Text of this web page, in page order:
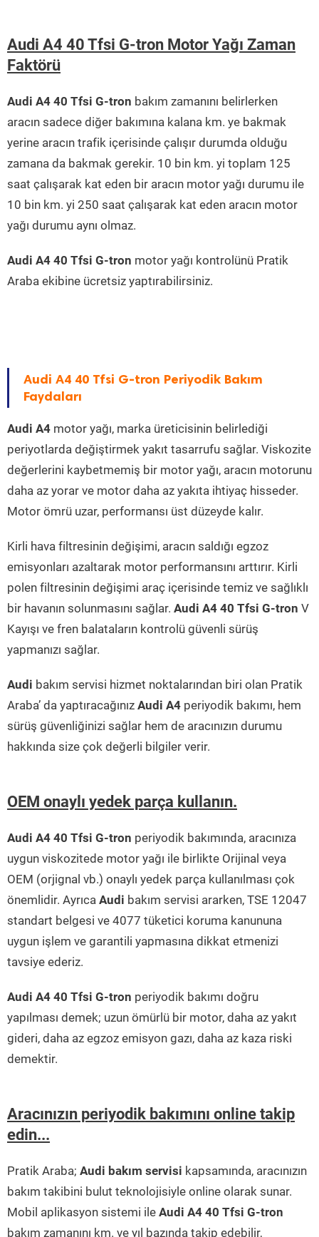
Audi A4 40 Tfsi G-tron Motor Yağı Zaman
Faktörü
Audi A4 40 Tfsi G-tron bakım zamanını belirlerken
aracın sadece diğer bakımına kalana km. ye bakmak
yerine aracın trafik içerisinde çalışır durumda olduğu
zamana da bakmak gerekir. 10 bin km. yi toplam 125
saat çalışarak kat eden bir aracın motor yağı durumu ile
10 bin km. yi 250 saat çalışarak kat eden aracın motor
yağı durumu aynı olmaz.
Audi A4 40 Tfsi G-tron motor yağı kontrolünü Pratik
Araba ekibine ücretsiz yaptırabilirsiniz.
Audi A4 40 Tfsi G-tron Periyodik Bakım
Faydaları
Audi A4 motor yağı, marka üreticisinin belirlediği
periyotlarda değiştirmek yakıt tasarrufu sağlar. Viskozite
değerlerini kaybetmemiş bir motor yağı, aracın motorunu
daha az yorar ve motor daha az yakıta ihtiyaç hisseder.
Motor ömrü uzar, performansı üst düzeyde kalır.
Kirli hava filtresinin değişimi, aracın saldığı egzoz
emisyonları azaltarak motor performansını arttırır. Kirli
polen filtresinin değişimi araç içerisinde temiz ve sağlıklı
bir havanın solunmasını sağlar. Audi A4 40 Tfsi G-tron V
Kayışı ve fren balataların kontrolü güvenli sürüş
yapmanızı sağlar.
Audi bakım servisi hizmet noktalarından biri olan Pratik
Araba’ da yaptıracağınız Audi A4 periyodik bakımı, hem
sürüş güvenliğinizi sağlar hem de aracınızın durumu
hakkında size çok değerli bilgiler verir.
OEM onaylı yedek parça kullanın.
Audi A4 40 Tfsi G-tron periyodik bakımında, aracınıza
uygun viskozitede motor yağı ile birlikte Orijinal veya
OEM (orjignal vb.) onaylı yedek parça kullanılması çok
önemlidir. Ayrıca Audi bakım servisi ararken, TSE 12047
standart belgesi ve 4077 tüketici koruma kanununa
uygun işlem ve garantili yapmasına dikkat etmenizi
tavsiye ederiz.
Audi A4 40 Tfsi G-tron periyodik bakımı doğru
yapılması demek; uzun ömürlü bir motor, daha az yakıt
gideri, daha az egzoz emisyon gazı, daha az kaza riski
demektir.
Aracınızın periyodik bakımını online takip
edin...
Pratik Araba; Audi bakım servisi kapsamında, aracınızın
bakım takibini bulut teknolojisiyle online olarak sunar.
Mobil aplikasyon sistemi ile Audi A4 40 Tfsi G-tron
bakım zamanını km. ve yıl bazında takip edebilir,